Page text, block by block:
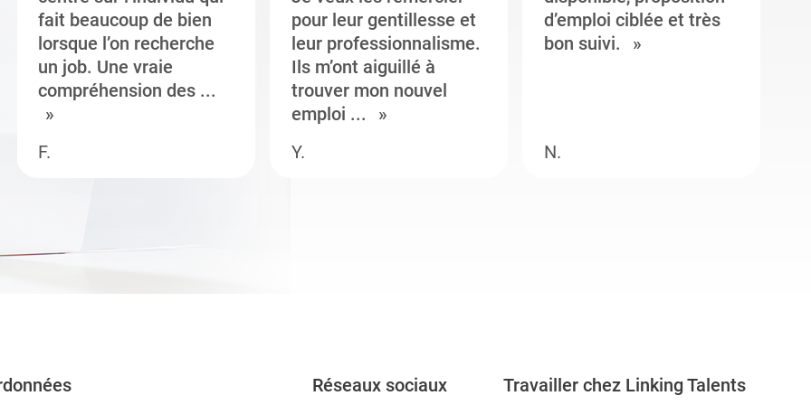
fait beaucoup de bien
lorsque l’on recherche
un job. Une vraie
compréhension des ...
F.
pour leur gentillesse et
leur professionnalisme.
Ils m’ont aiguillé à
trouver mon nouvel
emploi ...
Y.
d’emploi ciblée et très
bon suivi.
N.
Réseaux sociaux Travailler chez Linking Talents